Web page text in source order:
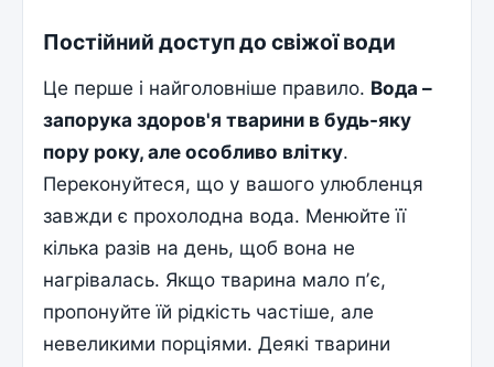
Постійний доступ до свіжої води
Це перше і найголовніше правило. Вода –
запорука здоров'я тварини в будь-яку
пору року, але особливо влітку.
Переконуйтеся, що у вашого улюбленця
завжди є прохолодна вода. Менюйте її
кілька разів на день, щоб вона не
нагрівалась. Якщо тварина мало пʼє,
пропонуйте їй рідкість частіше, але
невеликими порціями. Деякі тварини